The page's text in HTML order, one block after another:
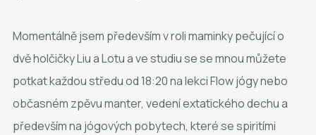
Momentálně jsem především v roli maminky pečující o
dvě holčičky Liu a Lotu a ve studiu se se mnou můžete
potkat každou středu od 18:20 na lekci Flow jógy nebo
občasném zpěvu manter, vedení extatického dechu a
především na jógových pobytech, které se spiritími